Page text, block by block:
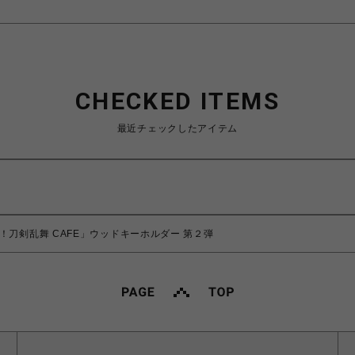
CHECKED ITEMS
最近チェックしたアイテム
刀剣乱舞 CAFE」ウッドキーホルダー 第２弾